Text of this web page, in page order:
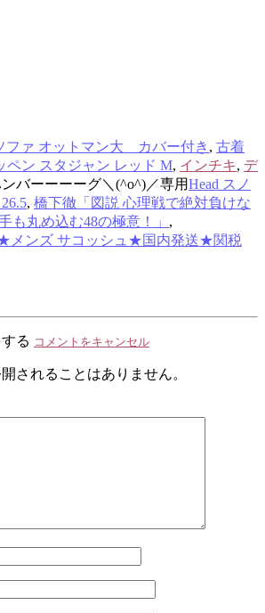
ファ オットマン大 カバー付き , 古着
ペン スタジャン レッド M, インチキ, デ
バーーーーグ＼(^o^)／専用Head スノ
, 橋下徹「図説 心理戦で絶対負けな
も丸め込む48の極意！」 ,
メンズ サコッシュ★国内発送★関税
る コメントをキャンセル
されることはありません。